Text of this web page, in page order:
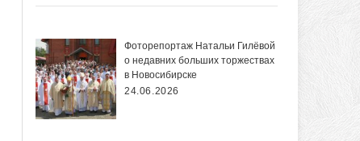
Фоторепортаж Натальи Гилёвой
о недавних больших торжествах
в Новосибирске
24.06.2026